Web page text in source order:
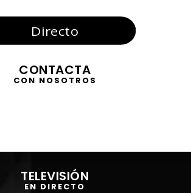
Directo
CONTACTA
CON NOSOTROS
TELEVISIÓN
EN DIRECTO